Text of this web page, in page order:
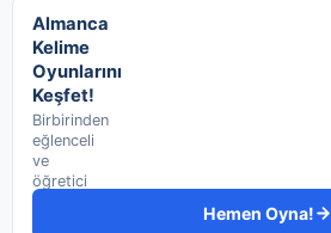
Almanca
Kelime
Oyunlarını
Keşfet!
Birbirinden
eğlenceli
ve
öğretici
Hemen Oyna!